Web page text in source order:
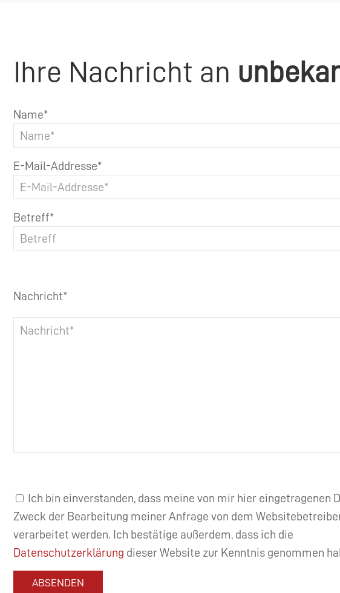
Ihre Nachricht an
Name*
E-Mail-Addresse*
Betreff*
Nachricht*
Ich bin einverstanden, dass meine von mir hier eingetragenen
Zweck der Bearbeitung meiner Anfrage von dem
verarbeitet werden. Ich bestätige außerdem, dass ich die
Datenschutzerklärung dieser Website zur Kenntnis genommen
ABSENDEN